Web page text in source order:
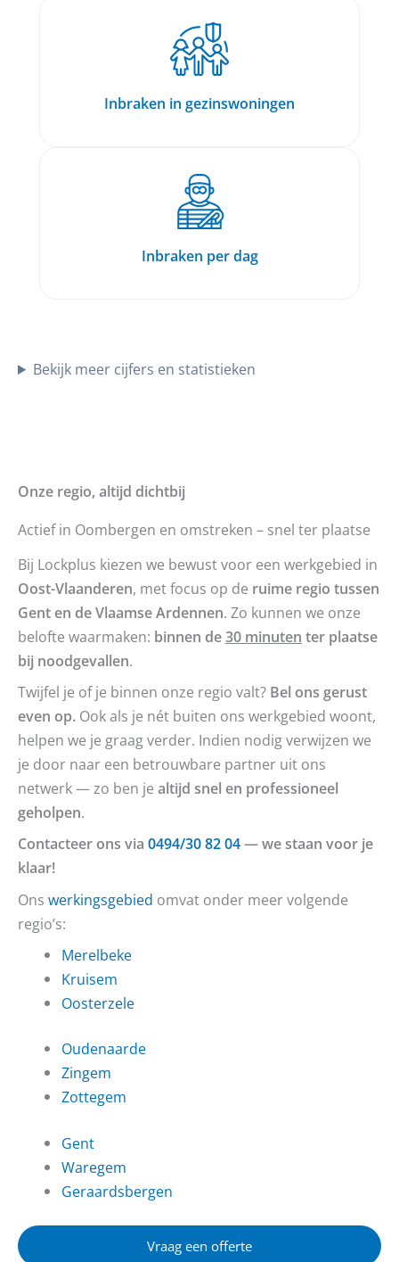
Inbraken in gezinswoningen
Inbraken per dag
Bekijk meer cijfers en statistieken
Onze regio, altijd dichtbij
Actief in Oombergen en omstreken – snel ter plaatse
Bij Lockplus kiezen we bewust voor een werkgebied in
Oost-Vlaanderen, met focus op de ruime regio tussen
Gent en de Vlaamse Ardennen. Zo kunnen we onze
belofte waarmaken: binnen de30 minuten ter plaatse
bij noodgevallen.
Twijfel je of je binnen onze regio valt? Bel ons gerust
even op. Ook als je nét buiten ons werkgebied woont,
helpen we je graag verder. Indien nodig verwijzen we
je door naar een betrouwbare partner uit ons
netwerk — zo ben je altijd snel en professioneel
geholpen.
Contacteer ons via 0494/30 82 04— we staan voor je
klaar!
Ons werkingsgebied omvat onder meer volgende
regio’s:
Merelbeke
Kruisem
Oosterzele
Oudenaarde
Zingem
Zottegem
Gent
Waregem
Geraardsbergen
Vraag een offerte